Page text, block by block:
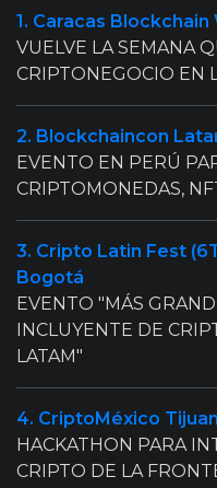
1. Caracas Blockchain
VUELVE LA SEMANA
CRIPTONEGOCIO EN
2. Blockchaincon
EVENTO EN PERÚ
CRIPTOMONEDAS,
3. Cripto Latin Fest
Bogotá
EVENTO "MÁS
INCLUYENTE DE
LATAM"
4. CriptoMéxico
HACKATHON PARA
CRIPTO DE LA